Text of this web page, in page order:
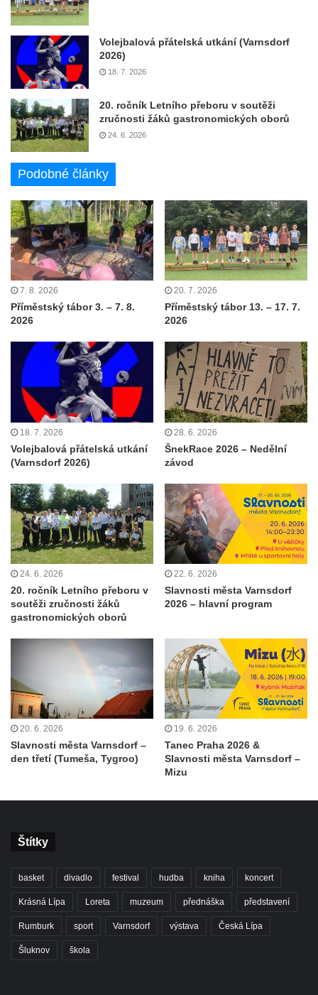
Volejbalová přátelská utkání (Varnsdorf
2026)
18. 7. 2026
20. ročník Letního přeboru v soutěži
zručnosti žáků gastronomických oborů
24. 6. 2026
Podobné články
7. 8. 2026
Příměstský tábor 3. – 7. 8.
2026
20. 7. 2026
Příměstský tábor 13. – 17. 7.
2026
18. 7. 2026
Volejbalová přátelská utkání
(Varnsdorf 2026)
28. 6. 2026
ŠnekRace 2026 – Nedělní
závod
24. 6. 2026
20. ročník Letního přeboru v
soutěži zručnosti žáků
gastronomických oborů
22. 6. 2026
Slavnosti města Varnsdorf
2026 – hlavní program
20. 6. 2026
Slavnosti města Varnsdorf –
den třetí (Tumeša, Tygroo)
19. 6. 2026
Tanec Praha 2026 &
Slavnosti města Varnsdorf –
Mizu
Štítky
basket divadlo festival hudba kniha koncert
Krásná Lípa Loreta muzeum přednáška představení
Rumburk sport Varnsdorf výstava Česká Lípa
Šluknov škola